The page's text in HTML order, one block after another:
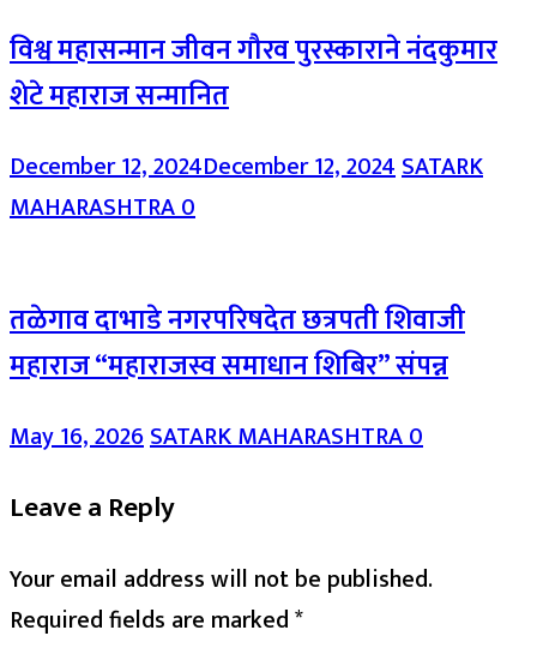
विश्व महासन्मान जीवन गौरव पुरस्काराने नंदकुमार
शेटे महाराज सन्मानित
December 12, 2024December 12, 2024SATARK
MAHARASHTRA0
तळेगाव दाभाडे नगरपरिषदेत छत्रपती शिवाजी
महाराज “महाराजस्व समाधान शिबिर” संपन्न
May 16, 2026SATARK MAHARASHTRA0
Leave a Reply
Your email address will not be published.
Required fields are marked*